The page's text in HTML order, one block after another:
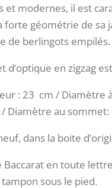
et modernes, il est
forte géométrie de sa
de berlingots empilés.
d’optique en zigzag
: 23 cm / Diamètre
Diamètre au sommet:
dans la boite
Baccarat en toute
sous le pied.